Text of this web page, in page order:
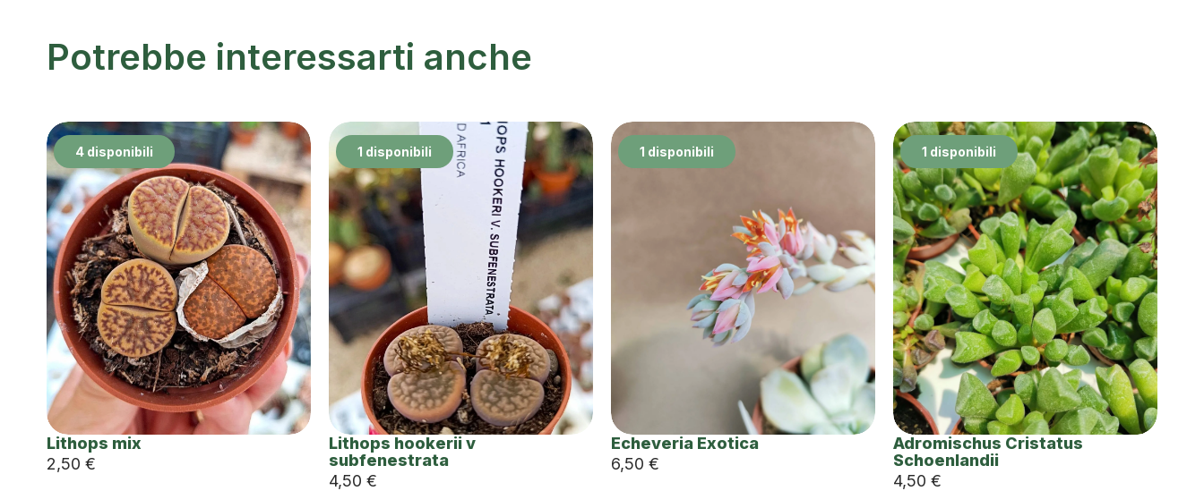
Potrebbe interessarti anche
4 disponibili
Lithops mix
2,50 €
1 disponibili
Lithops hookerii v
subfenestrata
4,50 €
1 disponibili
Echeveria Exotica
6,50 €
1 disponibili
Adromischus Cristatus
Schoenlandii
4,50 €